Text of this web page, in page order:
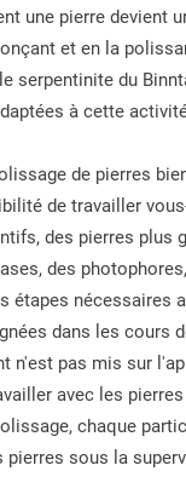
une pierre devient
et en la
serpentinite du
à cette
de pierres
de travailler
des pierres plus
des
étapes nécessaires
dans les cours
n'est pas mis sur
avec les
chaque
pierres sous la